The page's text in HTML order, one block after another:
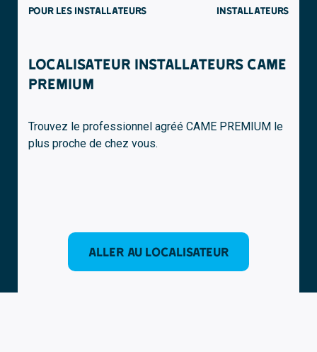
POUR LES INSTALLATEURS INSTALLATEURS
LOCALISATEUR INSTALLATEURS CAME
PREMIUM
Trouvez le professionnel agréé CAME PREMIUM le
plus proche de chez vous.
ALLER AU LOCALISATEUR